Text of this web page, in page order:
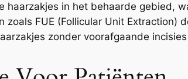
haarzakjes in het behaarde gebied,
FUE (Follicular Unit Extraction)
zonder voorafgaande